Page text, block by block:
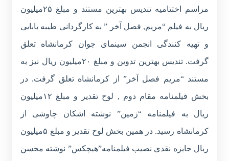
مراسم اختتامیه تندیس بهترین مستند و مبلغ ۲۵میلیون
ریال به فیلم “مریم, فصل آخر ” به کارگردانی طیبه بابایی
و تهیه کنندگی انجمن سینمای جوان کرمانشاه تعلق
گرفت. تندیس بهترین تدوین و مبلغ ۲۰میلیون ریال نیز به
مستند “مریم فصل آخر” از کرمانشاه تعلق گرفت. در
بخش فیلمنامه مقام دوم , لوح تقدیر و مبلغ ۱۲میلیون
ریال به فیلمنامه “زمین” نوشته اشکان چاوشی از
کرمانشاه رسید. در همین بخش لوح تقدیر و مبلغ ۵میلیون
ریال جایزه نقدی نصیب فیلمنامه”هیچکس” نوشته محسن